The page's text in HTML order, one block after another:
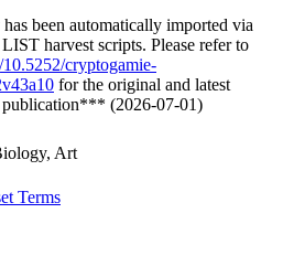
been automatically imported via
harvest scripts. Please refer to
cryptogamie-
for the original and latest
publication*** (2026-07-01)
Art
Terms